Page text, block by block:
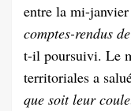
entre la mi-
comptes-rendus
t-il poursuivi. Le
territoriales a
que soit leur